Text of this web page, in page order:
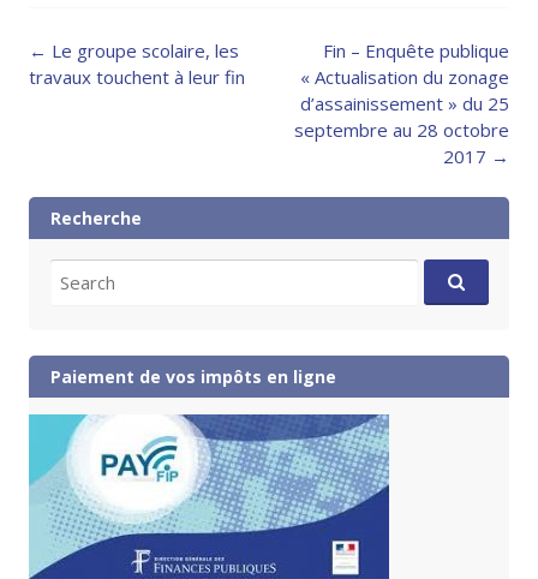
Post
navigation
← Le groupe scolaire, les
travaux touchent à leur fin
Fin – Enquête publique
« Actualisation du zonage
d’assainissement » du 25
septembre au 28 octobre
2017 →
Recherche
for:
Paiement de vos impôts en ligne